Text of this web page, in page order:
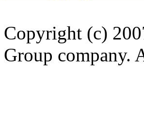
Copyright (c)
Group company.